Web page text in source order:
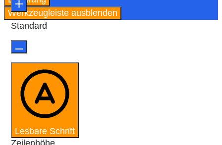
Werkzeugleiste ausblenden
Standard
Lesbare Schrift